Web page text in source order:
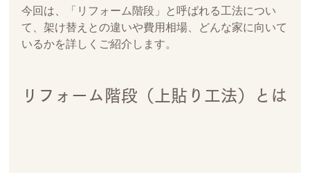
今回は、「リフォーム階段」と呼ばれる工法につい
て、架け替えとの違いや費用相場、どんな家に向いて
いるかを詳しくご紹介します。
リフォーム階段（上貼り工法）とは